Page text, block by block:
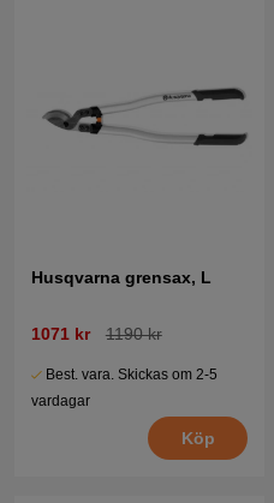
Husqvarna grensax, L
1071 kr 1190 kr
Best. vara. Skickas om 2-5
vardagar
Köp